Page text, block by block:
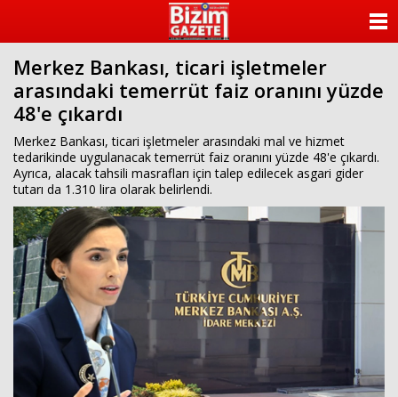
Merkez Bankası, ticari işletmeler
arasındaki temerrüt faiz oranını yüzde
48'e çıkardı
Merkez Bankası, ticari işletmeler arasındaki mal ve hizmet
tedarikinde uygulanacak temerrüt faiz oranını yüzde 48'e çıkardı.
Ayrıca, alacak tahsili masrafları için talep edilecek asgari gider
tutarı da 1.310 lira olarak belirlendi.
KATEGORİLER
ANKETLER
KÜNYE
İLETİŞİM